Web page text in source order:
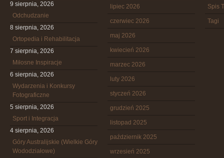
9 sierpnia, 2026
Odchudzanie
8 sierpnia, 2026
Ortopedia i Rehabilitacja
7 sierpnia, 2026
Miłosne Inspiracje
6 sierpnia, 2026
Wydarzenia i Konkursy
Fotograficzne
5 sierpnia, 2026
Sport i Integracja
4 sierpnia, 2026
Góry Australijskie (Wielkie Góry
Wododziałowe)
lipiec 2026
czerwiec 2026
maj 2026
kwiecień 2026
marzec 2026
luty 2026
styczeń 2026
grudzień 2025
listopad 2025
październik 2025
wrzesień 2025
Spis
Tagi